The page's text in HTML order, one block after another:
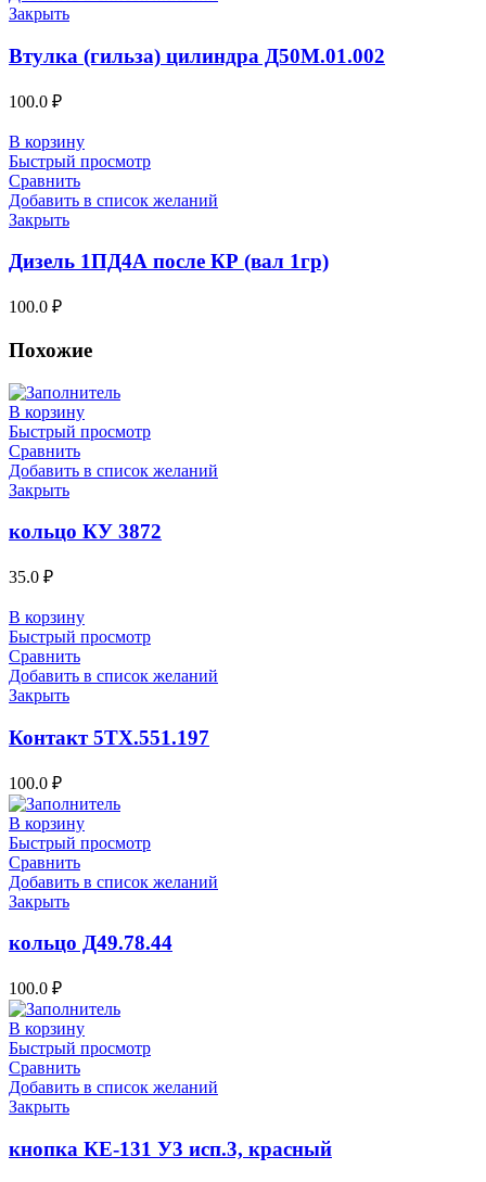
Закрыть
Втулка (гильза) цилиндра Д50М.01.002
100.0 ₽
В корзину
Быстрый просмотр
Сравнить
Добавить в список желаний
Закрыть
Дизель 1ПД4А после КР (вал 1гр)
100.0 ₽
Похожие
В корзину
Быстрый просмотр
Сравнить
Добавить в список желаний
Закрыть
кольцо КУ 3872
35.0 ₽
В корзину
Быстрый просмотр
Сравнить
Добавить в список желаний
Закрыть
Контакт 5ТХ.551.197
100.0 ₽
В корзину
Быстрый просмотр
Сравнить
Добавить в список желаний
Закрыть
кольцо Д49.78.44
100.0 ₽
В корзину
Быстрый просмотр
Сравнить
Добавить в список желаний
Закрыть
кнопка КЕ-131 У3 исп.3, красный